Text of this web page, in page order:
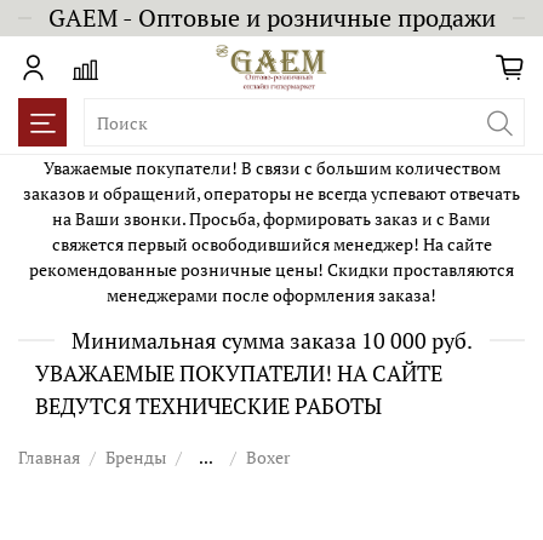
GAEM - Оптовые и розничные продажи
Уважаемые покупатели! В связи с большим количеством
заказов и обращений, операторы не всегда успевают отвечать
на Ваши звонки. Просьба, формировать заказ и с Вами
свяжется первый освободившийся менеджер! На сайте
рекомендованные розничные цены! Скидки проставляются
менеджерами после оформления заказа!
Минимальная сумма заказа 10 000 руб.
УВАЖАЕМЫЕ ПОКУПАТЕЛИ! НА САЙТЕ
ВЕДУТСЯ ТЕХНИЧЕСКИЕ РАБОТЫ
Главная Бренды ... Boxer